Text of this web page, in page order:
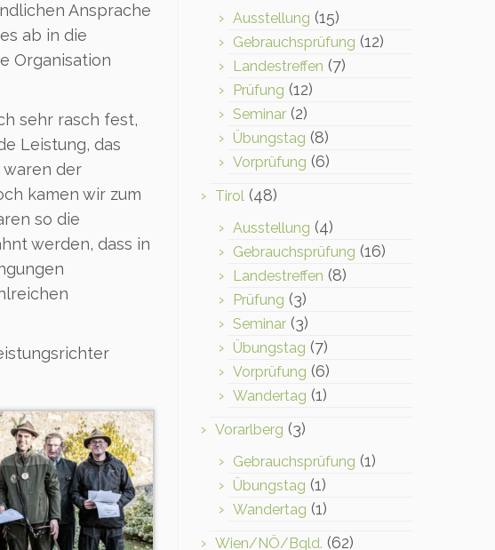
Ansprache
ab in die
Organisation
sehr rasch fest,
Leistung, das
waren der
kamen wir zum
so die
werden, dass in
Ausstellung (15)
Gebrauchsprüfung (12)
Landestreffen (7)
Prüfung (12)
Seminar (2)
Übungstag (8)
Vorprüfung (6)
Tirol (48)
Ausstellung (4)
Gebrauchsprüfung (16)
Landestreffen (8)
Prüfung (3)
Seminar (3)
Übungstag (7)
Vorprüfung (6)
Wandertag (1)
Vorarlberg (3)
Gebrauchsprüfung (1)
Übungstag (1)
Wandertag (1)
Wien/NÖ/Bgld. (62)